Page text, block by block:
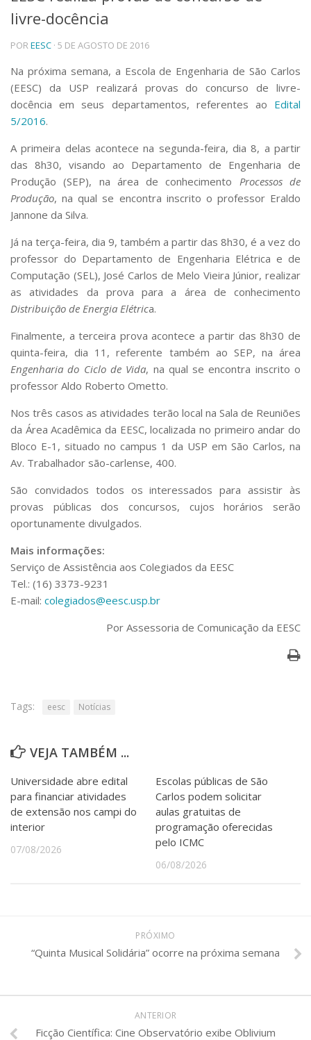
Telefones e Mapas
Pessoas
Ensino
Graduação
Pós-Graduação
Educação a distância
Linhas de Pesquisa
Centros, Núcleos e Projetos em Rede
Pós-doutorado
Iniciação Científica
Transferência de Tecnologia
Extensão à Comunidade
Projetos, Programas e Cursos
Artes, Cultura e Esportes
Museus e Espaços Interativos
Serviços
Bibliotecas
Apoio ao Estudante
Segurança, Trânsito e Prevenção
RH, Administrativo e Financeiro
Comunicação
Assessorias e Mídias
Aplicativos e Sites
Jornal da USP
Defesa de Teses
livre-docência
POREESC · 5 DE AGOSTO DE 2016
Na próxima semana, a Escola de Engenharia de São Carlos
(EESC) da USP realizará provas do concurso de livre-
docência em seus departamentos, referentes ao Edital
5/2016.
A primeira delas acontece na segunda-feira, dia 8, a partir
das 8h30, visando ao Departamento de Engenharia de
Produção (SEP), na área de conhecimento Processos de
Produção, na qual se encontra inscrito o professor Eraldo
Jannone da Silva.
Já na terça-feira, dia 9, também a partir das 8h30, é a vez do
professor do Departamento de Engenharia Elétrica e de
Computação (SEL), José Carlos de Melo Vieira Júnior, realizar
as atividades da prova para a área de conhecimento
Distribuição de Energia Elétrica.
Finalmente, a terceira prova acontece a partir das 8h30 de
quinta-feira, dia 11, referente também ao SEP, na área
Engenharia do Ciclo de Vida, na qual se encontra inscrito o
professor Aldo Roberto Ometto.
Nos três casos as atividades terão local na Sala de Reuniões
da Área Acadêmica da EESC, localizada no primeiro andar do
Bloco E-1, situado no campus 1 da USP em São Carlos, na
Av. Trabalhador são-carlense, 400.
São convidados todos os interessados para assistir às
provas públicas dos concursos, cujos horários serão
oportunamente divulgados.
Mais informações:
Serviço de Assistência aos Colegiados da EESC
Tel.: (16) 3373-9231
E-mail: colegiados@eesc.usp.br
Por Assessoria de Comunicação da EESC
Tags: eesc Notícias
VEJA TAMBÉM ...
Universidade abre edital
para financiar atividades
de extensão nos campi do
interior
07/08/2026
Escolas públicas de São
Carlos podem solicitar
aulas gratuitas de
programação oferecidas
pelo ICMC
06/08/2026
PRÓXIMO
“Quinta Musical Solidária” ocorre na próxima semana
ANTERIOR
Ficção Científica: Cine Observatório exibe Oblivium